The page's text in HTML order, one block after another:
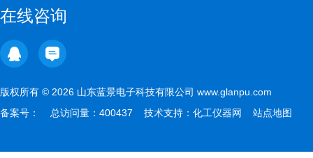
在线咨询
版权所有 © 2026 山东蓝景电子科技有限公司 www.glanpu.com
备案号：
总访问量：400437 技术支持： 化工仪器网 站点地图